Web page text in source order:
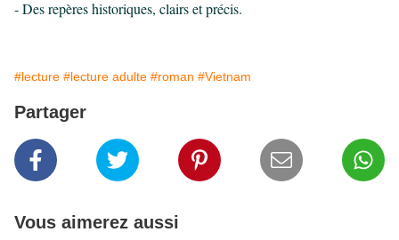
- Desrepères historiques, clairs et précis.
#lecture #lecture adulte #roman #Vietnam
Partager
Vous aimerez aussi